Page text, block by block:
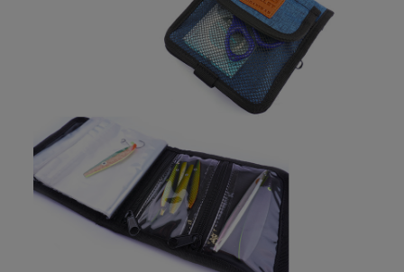
Spön
Fiskeset